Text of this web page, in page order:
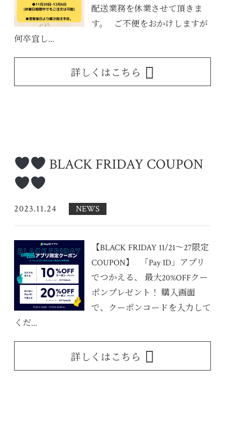
配送業務を休業させて頂きま
す。 ご不便をおかけしますが
何卒宜し...
詳しくはこちら
BLACK FRIDAY COUPON
2023.11.24 NEWS
【BLACK FRIDAY 11/21〜27限定
COUPON】 「Pay ID」アプリ
でつかえる、 最大20%OFFクー
ポンプレゼント！ 購入画面
で、クーポンコードを入力して
くだ...
詳しくはこちら